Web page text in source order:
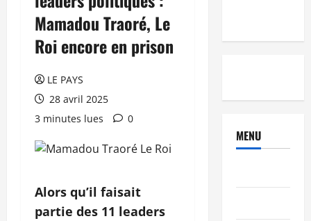
Mamadou Traoré, Le
Roi encore en prison
LE PAYS
28 avril 2025
3 minutes lues
0
Alors qu’il faisait
partie des 11 leaders
MENU